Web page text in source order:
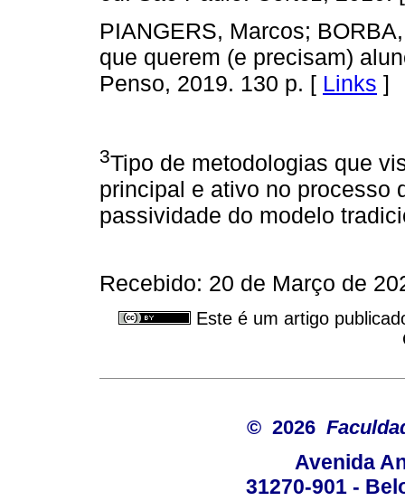
PIANGERS, Marcos;
que querem (e precisam)
Penso, 2019. 130 p. [ Links ]
3Tipo de metodologias que
principal e ativo no processo
passividade do modelo
Recebido: 20 de Março de
Este é um artigo
© 2026
Avenida
31270-901 -